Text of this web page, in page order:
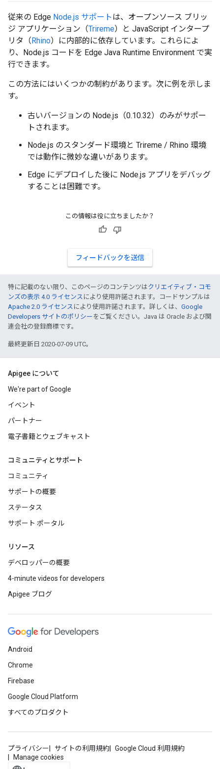
従来の Edge Node.js サポートは、オープンソース ブリッ
ジ アプリケーション（Trireme）と JavaScript インタープ
リタ（Rhino）に内部的に依存しています。これらによ
り、Node.js コードを Edge Java Runtime Environment で実
行できます。
この方法にはいくつかの制約があります。次に例を示しま
す。
古いバージョンの Node.js（0.10.32）のみがサポー
トされます。
Node.js のスタンダード環境と Trireme / Rhino 環境
では動作に微妙な違いがあります。
Edge にデプロイした後に Node.js アプリをデバッグ
することは困難です。
この情報は役に立ちましたか？
フィードバックを送信
特に記載のない限り、このページのコンテンツはクリエイティブ・コモ
ンズの表示 4.0 ライセンス により使用許諾されます。コードサンプルは
Apache 2.0 ライセンス により使用許諾されます。詳しくは、 Google
Developers サイトのポリシー をご覧ください。Java は Oracle および関
連会社の登録商標です。
最終更新日 2020-07-09 UTC。
Apigee について
We're part of Google
イベント
パートナー
電子書籍とウェブキャスト
コミュニティとサポート
コミュニティ
サポートの概要
ステータス
サポート ポータル
リソース
デベロッパーの概要
4-minute videos for developers
Apigee ブログ
Android
Chrome
Firebase
Google Cloud Platform
すべてのプロダクト
プライバシー サイトの利用規約
Google Cloud 利用規約
Manage cookies